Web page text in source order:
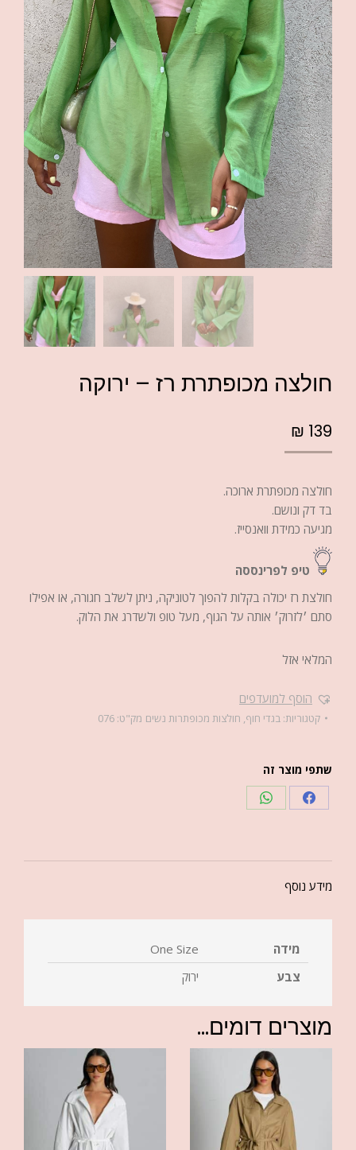
חולצה מכופתרת רז – ירוקה
₪ 139
חולצה מכופתרת ארוכה.
בד דק ונושם.
מגיעה כמידת וואנסייז.
טיפ לפרינססה
חולצת רז יכולה בקלות להפוך לטוניקה, ניתן לשלב חגורה, או אפילו
סתם ׳לזרוק׳ אותה על הגוף, מעל טופ ולשדרג את הלוק.
המלאי אזל
הוסף למועדפים
קטגוריות: בגדי חוף, חולצות מכופתרות נשים מק"ט: 076
שתפי מוצר זה
מידע נוסף
מידה
One Size
צבע
ירוק
מוצרים דומים...